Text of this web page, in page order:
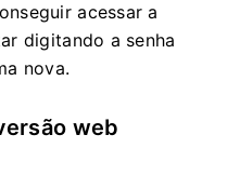
acessar a
digitando a senha
nova.
web